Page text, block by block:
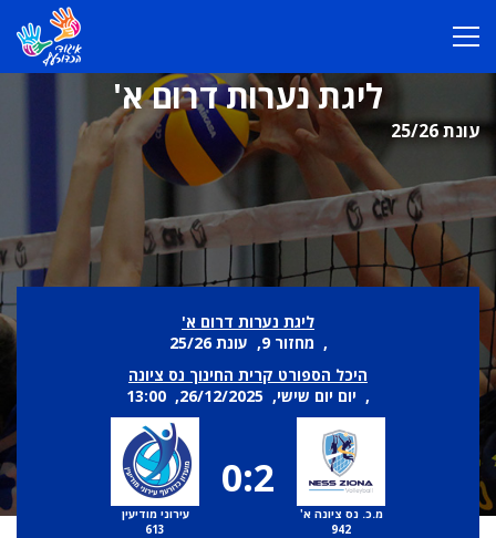
ליגת נערות דרום א'
עונת 25/26
ליגת נערות דרום א'
, מחזור 9, עונת 25/26
היכל הספורט קרית החינוך נס ציונה
, יום יום שישי, 26/12/2025, 13:00
מ.כ. נס ציונה א'
942
0:2
עירוני מודיעין
613